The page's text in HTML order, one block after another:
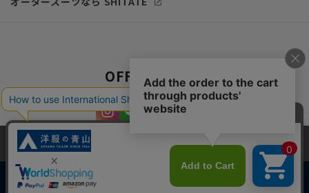
OFFICIAL SNS
当サイトでは、快適な閲覧体験とコンテンツ改善のためにCookieを使用
しています。閲覧を続けることで、Cookieの使用に同意したものとみな